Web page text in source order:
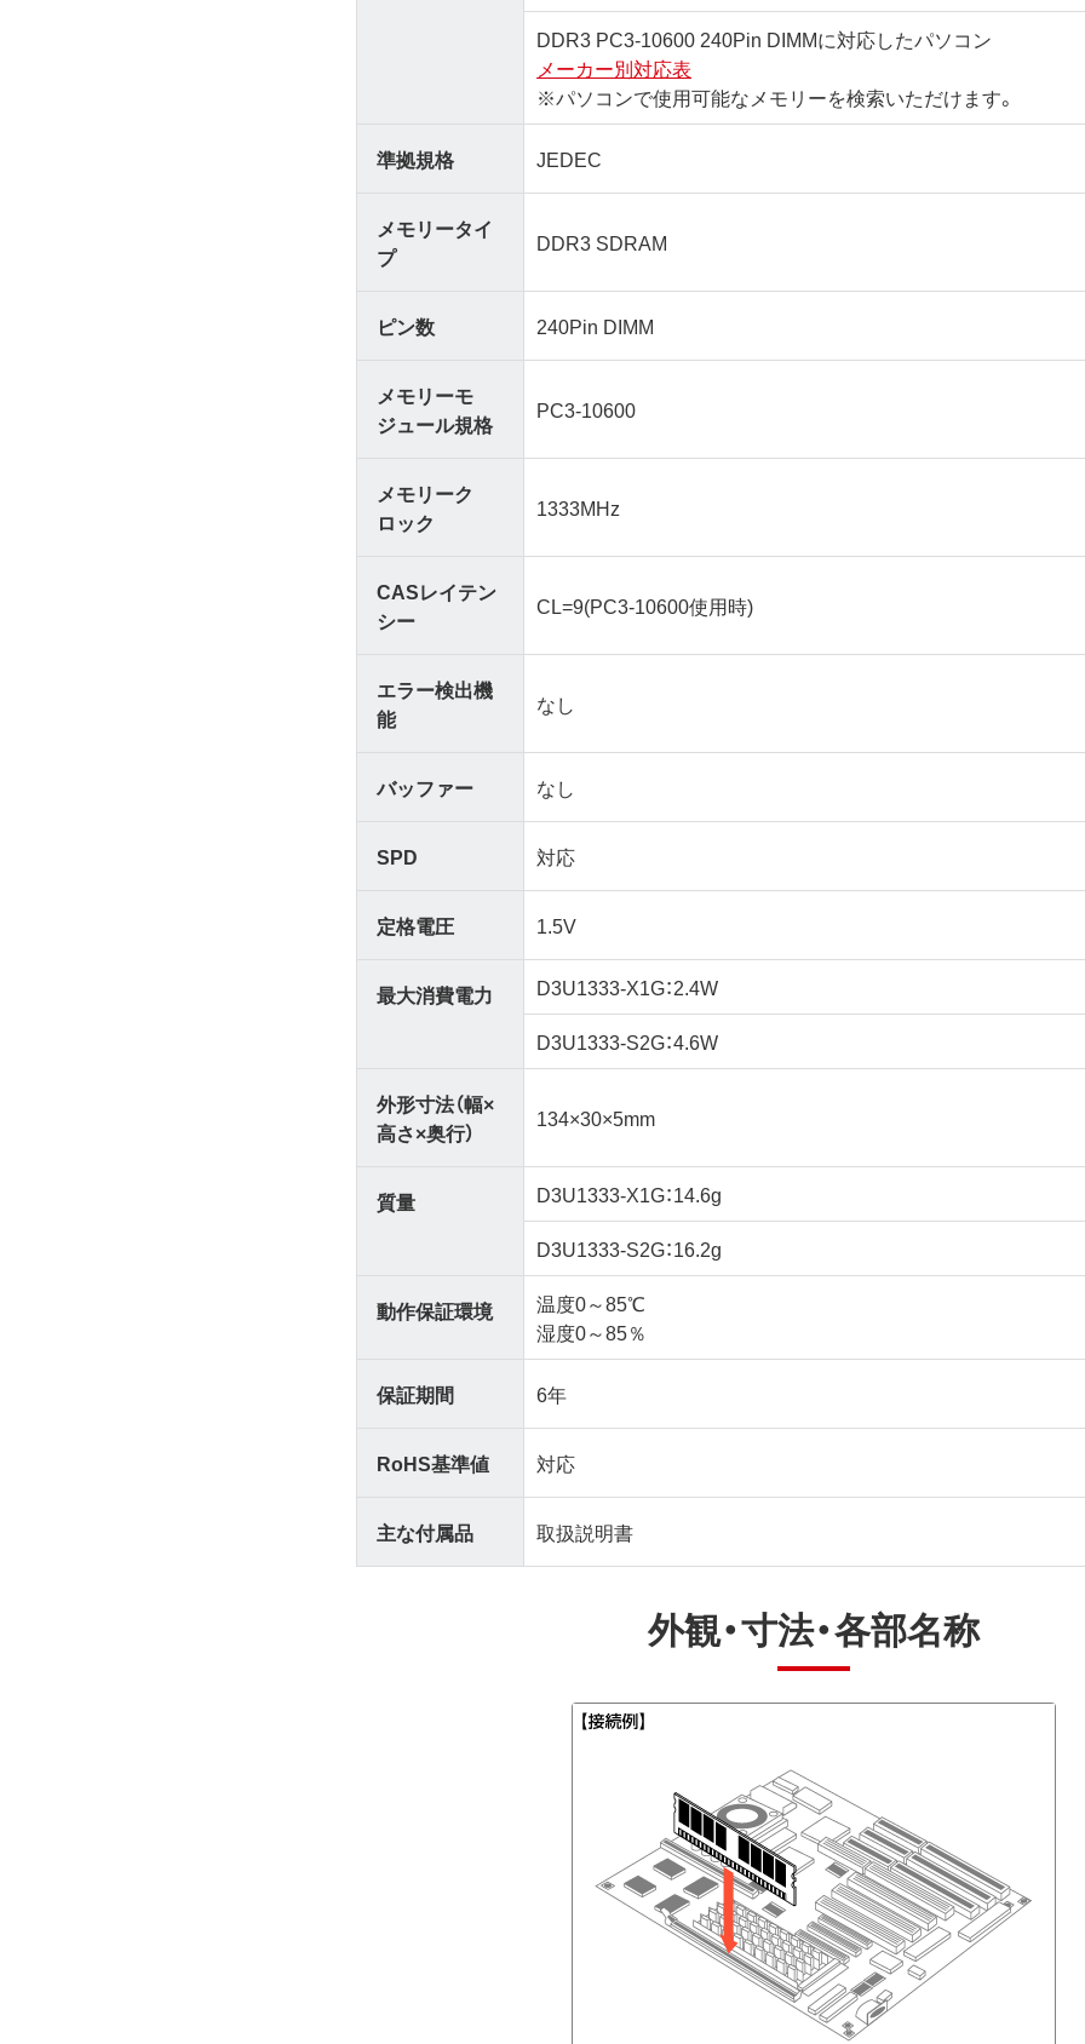
DDR3 PC3-10600 240Pin DIMMに対応したパソコン
メーカー別対応表
※パソコンで使用可能なメモリーを検索いただけます。
準拠規格 JEDEC
メモリータイ
プ
DDR3 SDRAM
ピン数 240Pin DIMM
メモリーモ
ジュール規格
PC3-10600
メモリーク
ロック
1333MHz
CASレイテン
シー
CL=9(PC3-10600使用時)
エラー検出機
能
なし
バッファー なし
SPD 対応
定格電圧 1.5V
最大消費電力
D3U1333-X1G：2.4W
D3U1333-S2G：4.6W
外形寸法（幅×
高さ×奥行）
134×30×5mm
質量
D3U1333-X1G：14.6g
D3U1333-S2G：16.2g
動作保証環境
温度0～85℃
湿度0～85％
保証期間 6年
RoHS基準値 対応
主な付属品 取扱説明書
外観・寸法・各部名称